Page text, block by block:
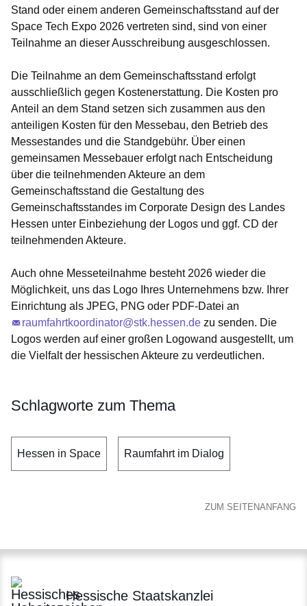
Stand oder einem anderen Gemeinschaftsstand auf der
Space Tech Expo 2026 vertreten sind, sind von einer
Teilnahme an dieser Ausschreibung ausgeschlossen.
Die Teilnahme an dem Gemeinschaftsstand erfolgt
ausschließlich gegen Kostenerstattung. Die Kosten pro
Anteil an dem Stand setzen sich zusammen aus den
anteiligen Kosten für den Messebau, den Betrieb des
Messestandes und die Standgebühr. Über einen
gemeinsamen Messebauer erfolgt nach Entscheidung
über die teilnehmenden Akteure an dem
Gemeinschaftsstand die Gestaltung des
Gemeinschaftsstandes im Corporate Design des Landes
Hessen unter Einbeziehung der Logos und ggf. CD der
teilnehmenden Akteure.
Auch ohne Messeteilnahme besteht 2026 wieder die
Möglichkeit, uns das Logo Ihres Unternehmens bzw. Ihrer
Einrichtung als JPEG, PNG oder PDF-Datei an
raumfahrtkoordinator@stk.hessen.de zu senden. Die
Logos werden auf einer großen Logowand ausgestellt, um
die Vielfalt der hessischen Akteure zu verdeutlichen.
Schlagworte zum Thema
Hessen in Space Raumfahrt im Dialog
ZUM SEITENANFANG
Hessische Staatskanzlei